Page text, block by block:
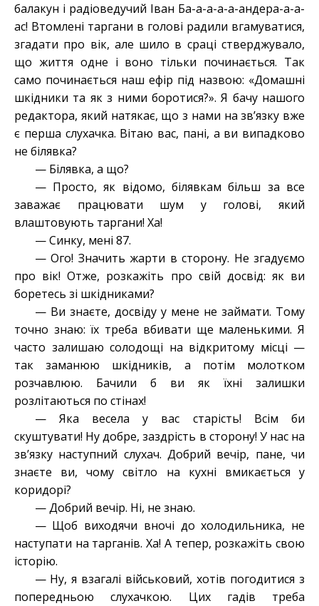
балакун і радіоведучий Іван Ба-а-а-а-а-андера-а-а-
ас! Втомлені таргани в голові радили вгамуватися,
згадати про вік, але шило в сраці стверджувало,
що життя одне і воно тільки починається. Так
само починається наш ефір під назвою: «Домашні
шкідники та як з ними боротися?». Я бачу нашого
редактора, який натякає, що з нами на зв’язку вже
є перша слухачка. Вітаю вас, пані, а ви випадково
не білявка?
— Білявка, а що?
— Просто, як відомо, білявкам більш за все
заважає працювати шум у голові, який
влаштовують таргани! Ха!
— Синку, мені 87.
— Ого! Значить жарти в сторону. Не згадуємо
про вік! Отже, розкажіть про свій досвід: як ви
боретесь зі шкідниками?
— Ви знаєте, досвіду у мене не займати. Тому
точно знаю: їх треба вбивати ще маленькими. Я
часто залишаю солодощі на відкритому місці —
так заманюю шкідників, а потім молотком
розчавлюю. Бачили б ви як їхні залишки
розлітаються по стінах!
— Яка весела у вас старість! Всім би
скуштувати! Ну добре, заздрість в сторону! У нас на
зв’язку наступний слухач. Добрий вечір, пане, чи
знаєте ви, чому світло на кухні вмикається у
коридорі?
— Добрий вечір. Ні, не знаю.
— Щоб виходячи вночі до холодильника, не
наступати на тарганів. Ха! А тепер, розкажіть свою
історію.
— Ну, я взагалі військовий, хотів погодитися з
попередньою слухачкою. Цих гадів треба